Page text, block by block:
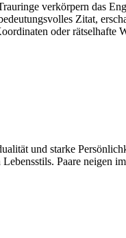
verkörpern das
Zitat,
oder rätselhafte
und starke
Paare